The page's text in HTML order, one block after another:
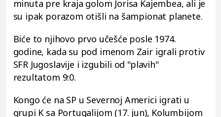
minuta pre kraja golom Jorisa Kajembea, ali je
su ipak porazom otišli na šampionat planete.
Biće to njihovo prvo učešće posle 1974.
godine, kada su pod imenom Zair igrali protiv
SFR Jugoslavije i izgubili od "plavih"
rezultatom 9:0.
Kongo će na SP u Severnoj Americi igrati u
grupi K sa Portugalijom (17. jun), Kolumbijom